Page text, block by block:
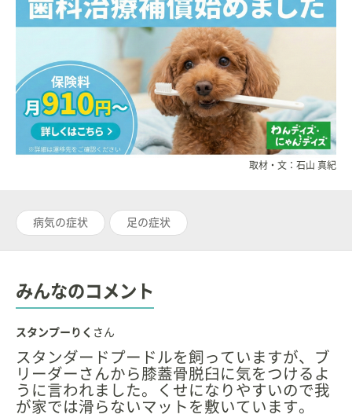
取材・文：石山 真紀
病気の症状 足の症状
みんなのコメント
スタンプーりく さん
スタンダードプードルを飼っていますが、ブ
リーダーさんから膝蓋骨脱臼に気をつけるよ
うに言われました。くせになりやすいので我
が家では滑らないマットを敷いています。